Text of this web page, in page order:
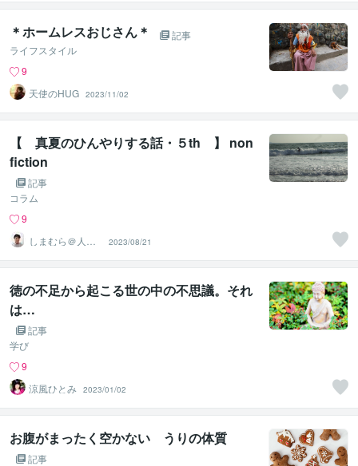
＊ホームレスおじさん＊
記事
ライフスタイル
9
天使のHUG 2023/11/02
【 真夏のひんやりする話・５th 】 non
fiction
記事
コラム
9
しまむら＠人事
コンサルタント
2023/08/21
徳の不足から起こる世の中の不思議。それ
は…
記事
学び
9
涼風ひとみ 2023/01/02
お腹がまったく空かない うりの体質
記事